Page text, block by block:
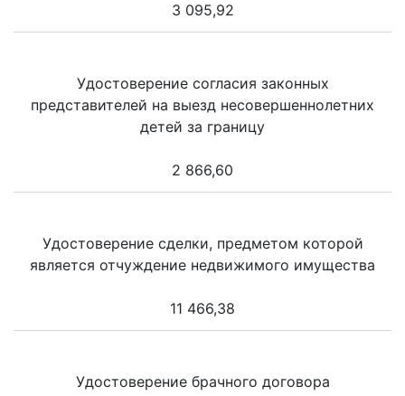
3 095,92
Удостоверение согласия законных
представителей на выезд несовершеннолетних
детей за границу
2 866,60
Удостоверение сделки, предметом которой
является отчуждение недвижимого имущества
11 466,38
Удостоверение брачного договора